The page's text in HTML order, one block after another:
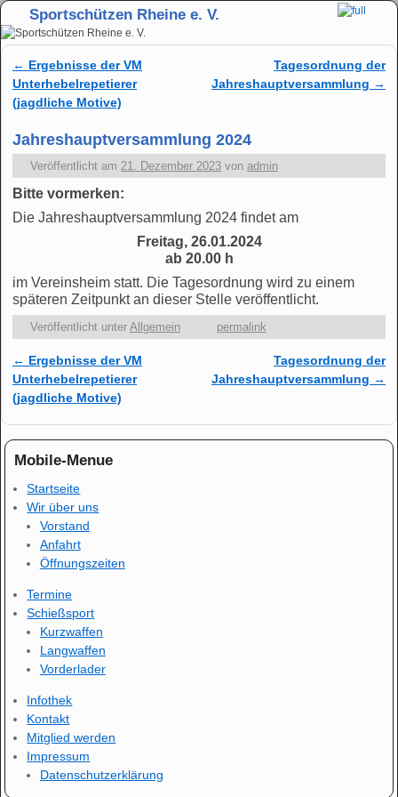
Sportschützen Rheine e. V.
Zum Inhalt wechseln
Zum sekundären Inhalt wechseln
Artikelnavigation
← Ergebnisse der VM
Unterhebelrepetierer
(jagdliche Motive)
Tagesordnung der
Jahreshauptversammlung →
Jahreshauptversammlung 2024
Veröffentlicht am 21. Dezember 2023 von admin
Bitte vormerken:
Die Jahreshauptversammlung 2024 findet am
Freitag, 26.01.2024
ab 20.00 h
im Vereinsheim statt. Die Tagesordnung wird zu einem
späteren Zeitpunkt an dieser Stelle veröffentlicht.
Veröffentlicht unter Allgemein permalink
Artikelnavigation
← Ergebnisse der VM
Unterhebelrepetierer
(jagdliche Motive)
Tagesordnung der
Jahreshauptversammlung →
Mobile-Menue
Startseite
Wir über uns
Vorstand
Anfahrt
Öffnungszeiten
Termine
Schießsport
Kurzwaffen
Langwaffen
Vorderlader
Infothek
Kontakt
Mitglied werden
Impressum
Datenschutzerklärung